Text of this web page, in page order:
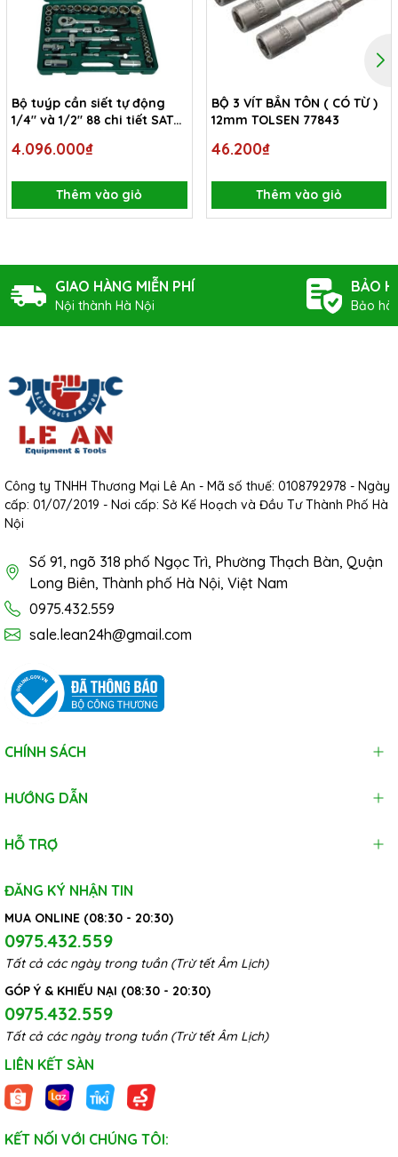
Bộ tuýp cần siết tự động
1/4" và 1/2" 88 chi tiết SATA
4.096.000₫
Thêm vào giỏ
BỘ 3 VÍT BẮN TÔN ( CÓ TỪ )
12mm TOLSEN 77843
46.200₫
Thêm vào giỏ
GIAO HÀNG MIỄN PHÍ
Nội thành Hà Nội
BẢO
Bảo
Công ty TNHH Thương Mại Lê An - Mã số thuế: 0108792978 - Ngày
cấp: 01/07/2019 - Nơi cấp: Sở Kế Hoạch và Đầu Tư Thành Phố Hà
Nội
Số 91, ngõ 318 phố Ngọc Trì, Phường Thạch Bàn, Quận
Long Biên, Thành phố Hà Nội, Việt Nam
0975.432.559
sale.lean24h@gmail.com
CHÍNH SÁCH
HƯỚNG DẪN
HỖ TRỢ
ĐĂNG KÝ NHẬN TIN
MUA ONLINE (08:30 - 20:30)
0975.432.559
Tất cả các ngày trong tuần (Trừ tết Âm Lịch)
GÓP Ý & KHIẾU NẠI (08:30 - 20:30)
0975.432.559
Tất cả các ngày trong tuần (Trừ tết Âm Lịch)
LIÊN KẾT SÀN
KẾT NỐI VỚI CHÚNG TÔI: